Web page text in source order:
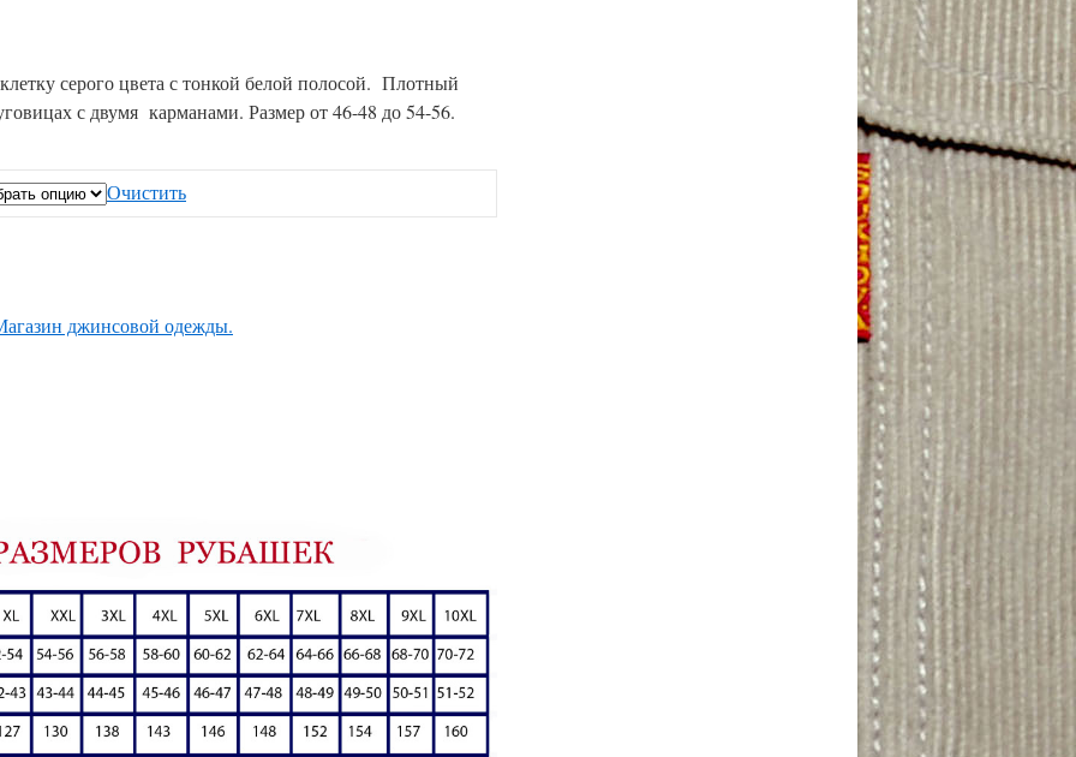
серого цвета с тонкой белой полосой. Плотный
с двумя карманами. Размер от 46-48 до 54-56.
Очистить
джинсовой одежды.